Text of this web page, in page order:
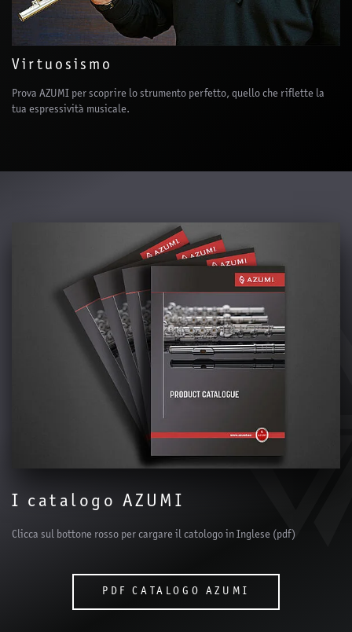
Virtuosismo
Prova AZUMI per scoprire lo strumento perfetto, quello che riflette la
tua espressività musicale.
I catalogo AZUMI
Clicca sul bottone rosso per cargare il catologo in Inglese (pdf)
PDF CATALOGO AZUMI